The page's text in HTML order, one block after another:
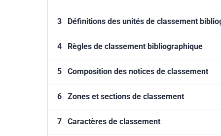
3 Définitions des unités de classement
4 Règles de classement bibliographique
5 Composition des notices de classement
6 Zones et sections de classement
7 Caractères de classement